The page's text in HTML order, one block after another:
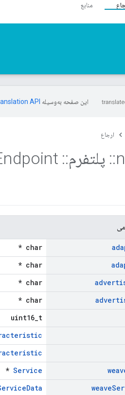
منابع
این صفحه به‌وسیله
ارجاع
:: پلتفرم::
char *
char *
char *
char *
uint16_t
Service
*
weave